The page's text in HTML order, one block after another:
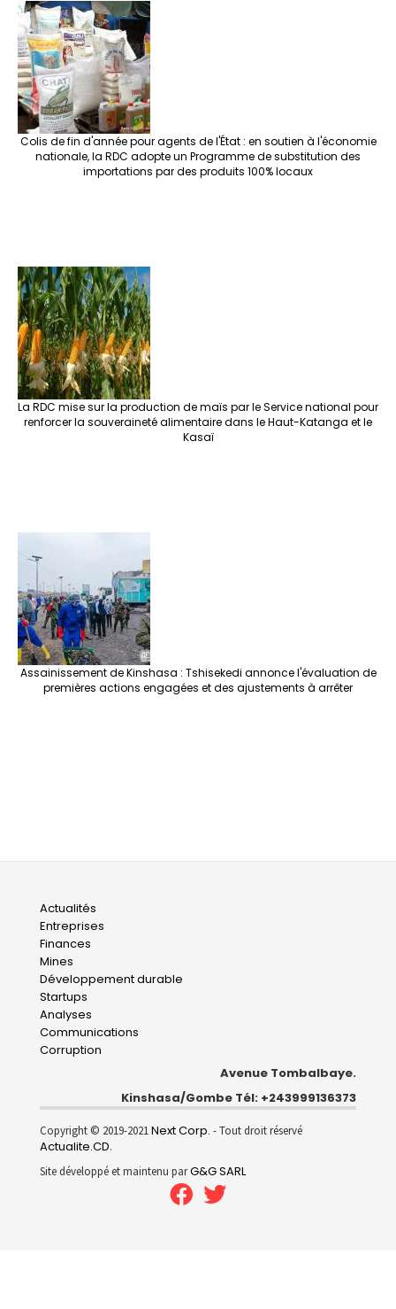
Colis de fin d'année pour agents de l'État : en soutien à l'économie
nationale, la RDC adopte un Programme de substitution des
importations par des produits 100% locaux
La RDC mise sur la production de maïs par le Service national pour
renforcer la souveraineté alimentaire dans le Haut-Katanga et le
Kasaï
Assainissement de Kinshasa : Tshisekedi annonce l'évaluation de
premières actions engagées et des ajustements à arrêter
Main
navigation
Actualités
Entreprises
Finances
Mines
Développement durable
Startups
Analyses
Communications
Corruption
Avenue Tombalbaye.
Kinshasa/Gombe Tél: +243999136373
Copyright © 2019-2021Next Corp. - Tout droit réservé
Actualite.CD.
Site développé et maintenu parG&G SARL